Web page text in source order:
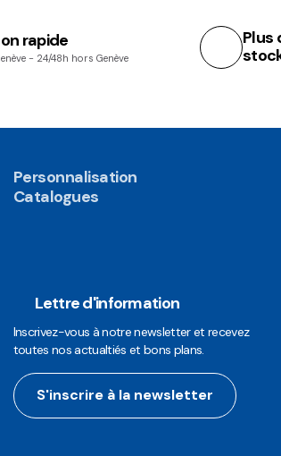
rapide
- 24/48h hors Genève
Plus
Personnalisation
Catalogues
Lettre d'information
Inscrivez-vous à notre newsletter et recevez
toutes nos actualtiés et bons plans.
S'inscrire à la newsletter